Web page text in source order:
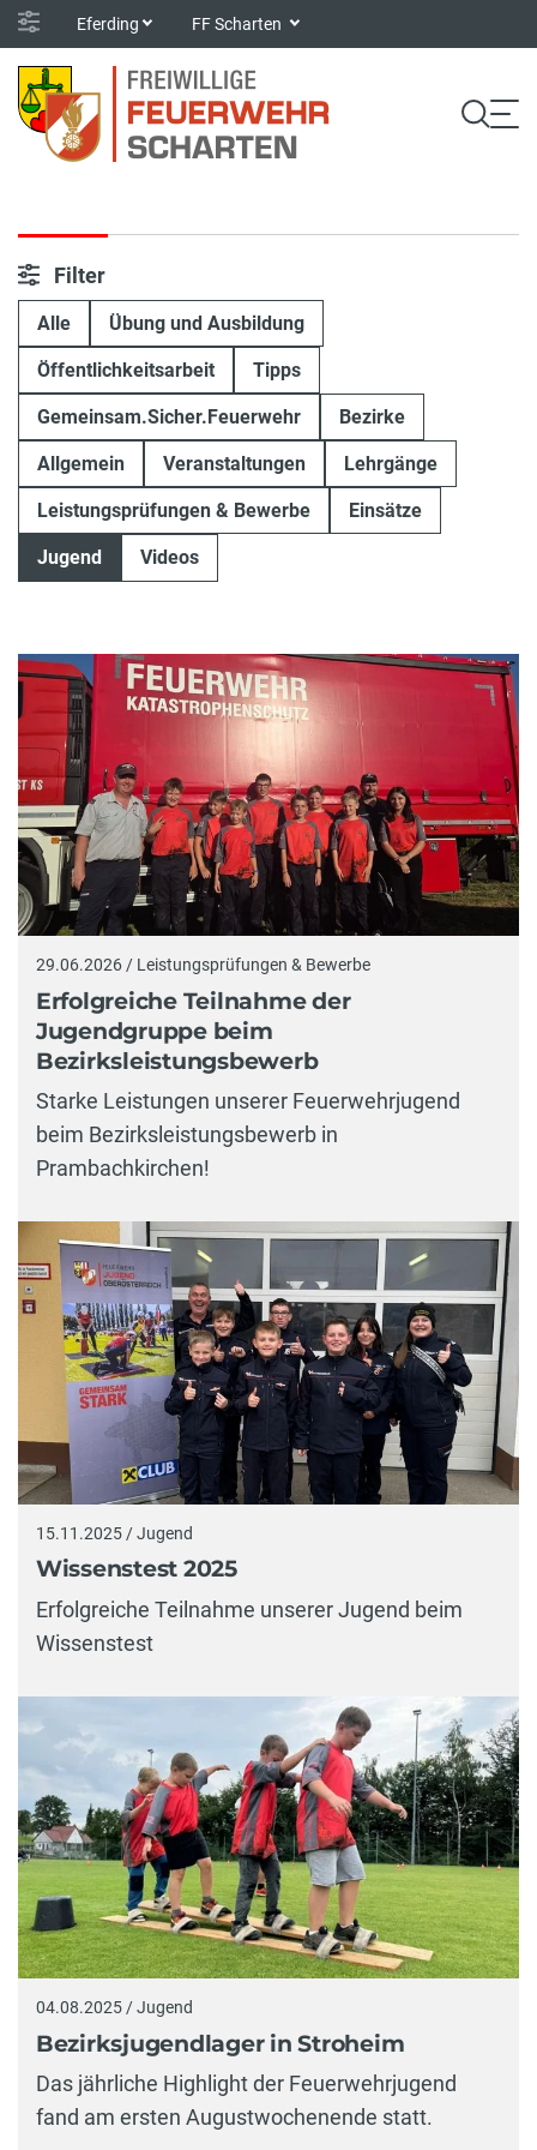
Eferding FF Scharten
Filter
Alle Übung und Ausbildung
Öffentlichkeitsarbeit Tipps
Gemeinsam.Sicher.Feuerwehr Bezirke
Allgemein Veranstaltungen Lehrgänge
Leistungsprüfungen & Bewerbe Einsätze
Jugend Videos
29.06.2026 / Leistungsprüfungen & Bewerbe
Erfolgreiche Teilnahme der
Jugendgruppe beim
Bezirksleistungsbewerb
Starke Leistungen unserer Feuerwehrjugend
beim Bezirksleistungsbewerb in
Prambachkirchen!
15.11.2025 / Jugend
Wissenstest 2025
Erfolgreiche Teilnahme unserer Jugend beim
Wissenstest
04.08.2025 / Jugend
Bezirksjugendlager in Stroheim
Das jährliche Highlight der Feuerwehrjugend
fand am ersten Augustwochenende statt.